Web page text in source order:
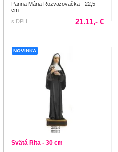
Panna Mária Rozväzovačka - 22,5
cm
s DPH
21.11,- €
NOVINKA
Svätá Rita - 30 cm